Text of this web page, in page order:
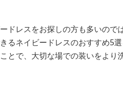
ドレスをお探しの方も多いので
るネイビードレスのおすすめ5選
とで、大切な場での装いをより